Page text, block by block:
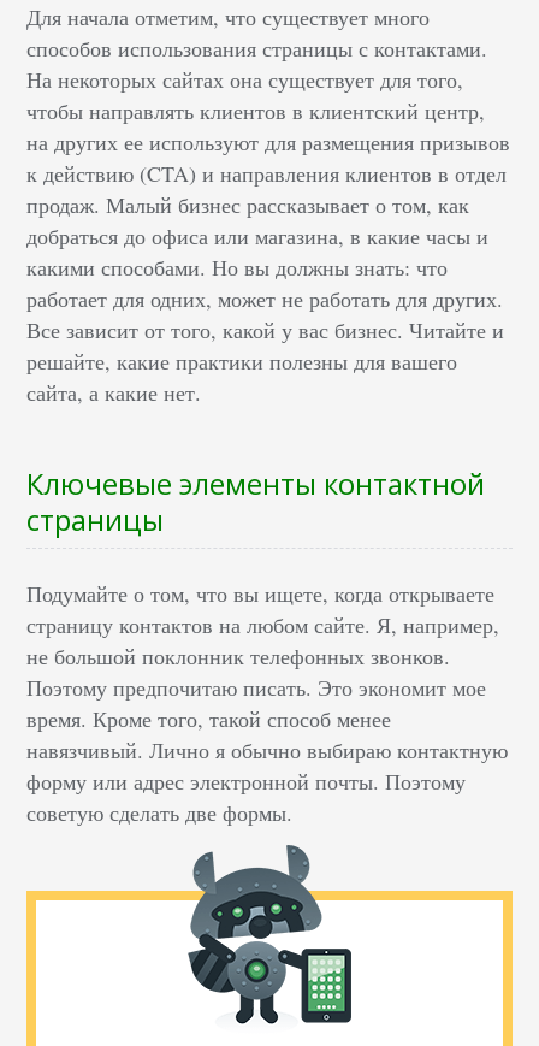
Для начала отметим, что существует много
способов использования страницы с контактами.
На некоторых сайтах она существует для того,
чтобы направлять клиентов в клиентский центр,
на других ее используют для размещения призывов
к действию (CTA) и направления клиентов в отдел
продаж. Малый бизнес рассказывает о том, как
добраться до офиса или магазина, в какие часы и
какими способами. Но вы должны знать: что
работает для одних, может не работать для других.
Все зависит от того, какой у вас бизнес. Читайте и
решайте, какие практики полезны для вашего
сайта, а какие нет.
Ключевые элементы контактной
страницы
Подумайте о том, что вы ищете, когда открываете
страницу контактов на любом сайте. Я, например,
не большой поклонник телефонных звонков.
Поэтому предпочитаю писать. Это экономит мое
время. Кроме того, такой способ менее
навязчивый. Лично я обычно выбираю контактную
форму или адрес электронной почты. Поэтому
советую сделать две формы.